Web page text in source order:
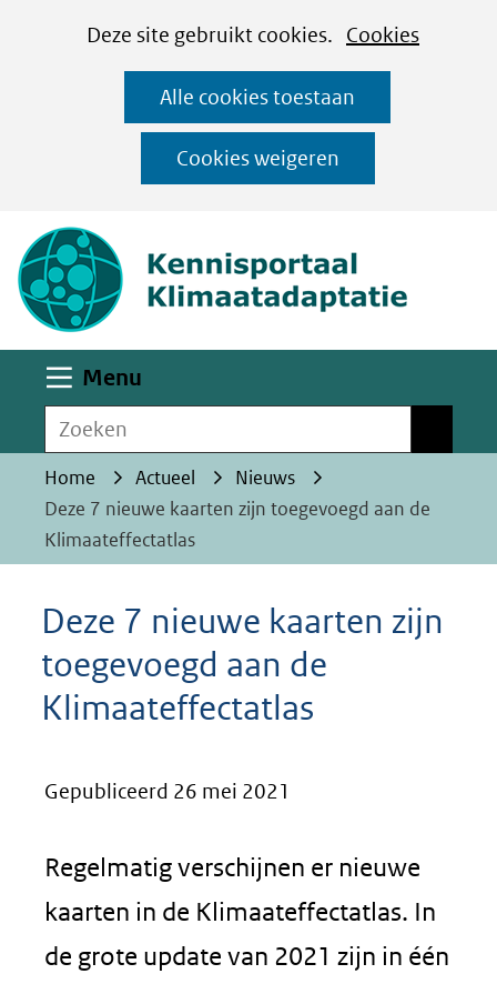
CookiesDeze site gebruikt cookies. Cookies
op
deze
website
worden
toegestaan
geweigerd.
Alle cookies toestaan
Cookies weigeren
Ga
naar
de
inhoud
Menu
Zoeken
Home Actueel
Nieuws
Deze 7 nieuwe kaarten zijn toegevoegd aan de
Klimaateffectatlas
Deze 7 nieuwe kaarten zijn
toegevoegd aan de
Klimaateffectatlas
Gepubliceerd 26 mei 2021
Regelmatig verschijnen er nieuwe
kaarten in de Klimaateffectatlas. In
de grote update van 2021 zijn in één